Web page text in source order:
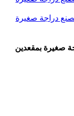
صغيرة بمقعدين